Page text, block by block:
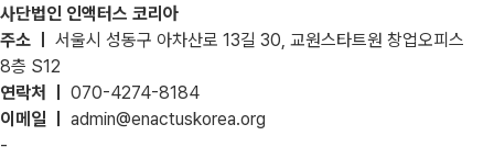
사단법인 인액터스 코리아
주소 ㅣ 서울시 성동구 아차산로 13길 30, 교원스타트원 창업오피스
8층 S12
연락처 ㅣ 070-4274-8184
이메일 ㅣ admin@enactuskorea.org
-